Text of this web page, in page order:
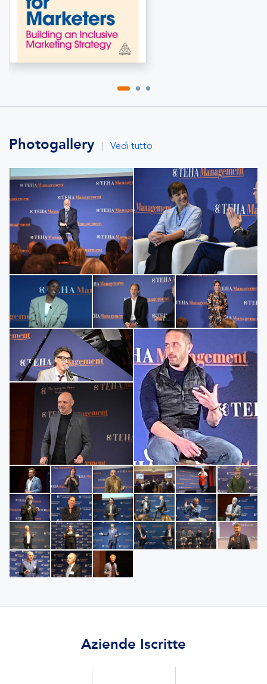
Photogallery | Vedi tutto
Aziende Iscritte